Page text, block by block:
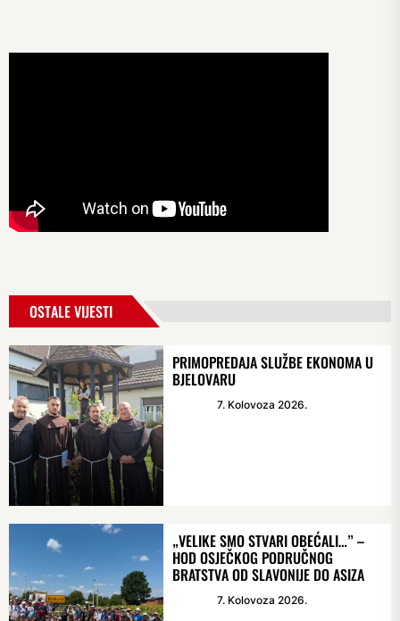
OSTALE VIJESTI
PRIMOPREDAJA SLUŽBE EKONOMA U
BJELOVARU
7. Kolovoza 2026.
„VELIKE SMO STVARI OBEĆALI…” –
HOD OSJEČKOG PODRUČNOG
BRATSTVA OD SLAVONIJE DO ASIZA
7. Kolovoza 2026.